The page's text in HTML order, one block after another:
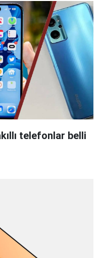
telefonlar belli